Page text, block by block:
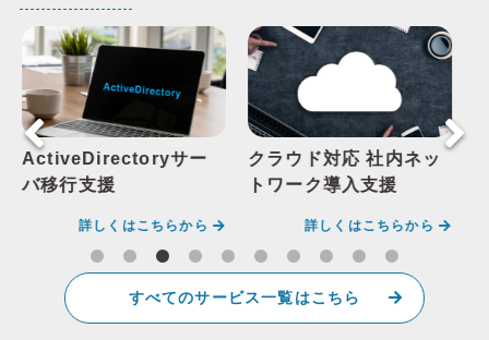
クラウド対応 社内ネッ
トワーク導入支援
詳しくはこちらから
クラウド構成診断サー
ビス
詳しくはこちらから
すべてのサービス一覧はこちら